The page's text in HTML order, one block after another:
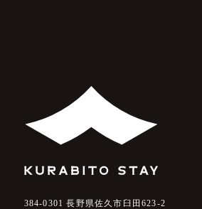
384-0301 長野県佐久市臼田623-2